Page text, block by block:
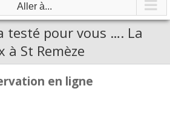
Aller à...
testé pour vous …. La
à St Remèze
en ligne